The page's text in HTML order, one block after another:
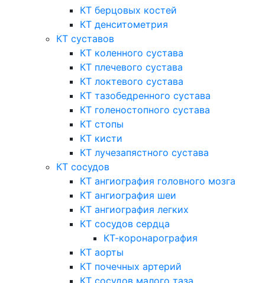
КТ берцовых костей
КТ денситометрия
КТ суставов
КТ коленного сустава
КТ плечевого сустава
КТ локтевого сустава
КТ тазобедренного сустава
КТ голеностопного сустава
КТ стопы
КТ кисти
КТ лучезапястного сустава
КТ сосудов
КТ ангиография головного мозга
КТ ангиография шеи
КТ ангиография легких
КТ сосудов сердца
КТ-коронарография
КТ аорты
КТ почечных артерий
КТ сосудов малого таза